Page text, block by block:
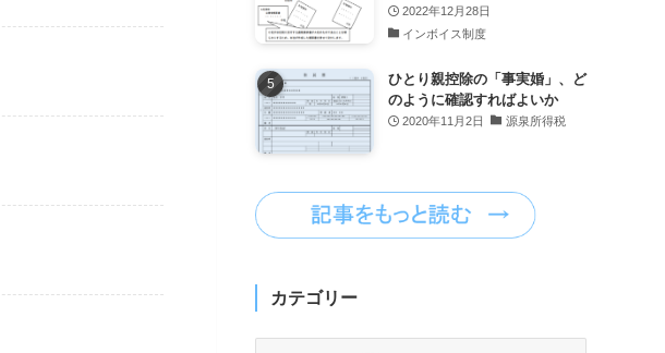
2022年12月28日
インボイス制度
ひとり親控除の「事実婚」、ど
のように確認すればよいか
2020年11月2日 源泉所得税
カテゴリー